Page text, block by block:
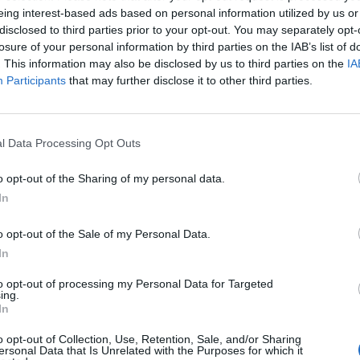
interest-based ads based on personal information utilized by us
to third parties prior to your opt-out. You may separately
of your personal information by third parties on the IAB’s list of
This information may also be disclosed by us to third parties on the
Participants that may further disclose it to other third parties.
Data Processing Opt Outs
opt-out of the Sharing of my personal data.
opt-out of the Sale of my Personal Data.
opt-out of processing my Personal Data for Targeted
opt-out of Collection, Use, Retention, Sale, and/or Sharing
Data that Is Unrelated with the Purposes for which it
το «εκπληκτικό θράσος» της Ουάσινγκτον,
σε ένδειξη διαμαρτυρίας για τους
αποτέλεσμα να σκοτωθούν τουλάχιστον 25
των ΗΠΑ – μετατρέπεται για ακόμα μια
στην υπερδύναμη και την Ισλαμική
σε κλιμάκωση και ακόμη και σε
με ρουκέτες εναντίον βάσης του ιρακινού
συμβασιούχος ιδιωτικής εταιρείας
αμερικανικά αεροσκάφη ανταπέδωσαν την
Χεζμπολάχ («Ταξιαρχίες του Κόμματος του